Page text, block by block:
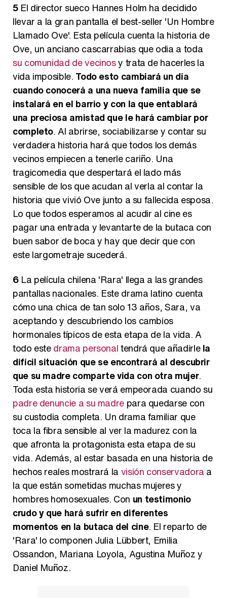
5El director sueco Hannes Holm ha decidido
llevar a la gran pantalla el best-seller 'Un Hombre
Llamado Ove'. Esta película cuenta la historia de
Ove, un anciano cascarrabias que odia a toda
su comunidad de vecinosy trata de hacerles la
vida imposible. Todo esto cambiará un día
cuando conocerá a una nueva familia que se
instalará en el barrio y con la que entablará
una preciosa amistad que le hará cambiar por
completo. Al abrirse, sociabilizarse y contar su
verdadera historia hará que todos los demás
vecinos empiecen a tenerle cariño. Una
tragicomedia que despertará el lado más
sensible de los que acudan al verla al contar la
historia que vivió Ove junto a su fallecida esposa.
Lo que todos esperamos al acudir al cine es
pagar una entrada y levantarte de la butaca con
buen sabor de boca y hay que decir que con
este largometraje sucederá.
6La película chilena 'Rara' llega a las grandes
pantallas nacionales. Este drama latino cuenta
cómo una chica de tan solo 13 años, Sara, va
aceptando y descubriendo los cambios
hormonales típicos de esta etapa de la vida. A
todo estedrama personaltendrá que añadirlela
difícil situación que se encontrará al descubrir
que su madre comparte vida con otra mujer.
Toda esta historia se verá empeorada cuando su
padre denuncie a su madre para quedarse con
su custodia completa. Un drama familiar que
toca la fibra sensible al ver la madurez con la
que afronta la protagonista esta etapa de su
vida. Además, al estar basada en una historia de
hechos reales mostrará la visión conservadora a
la que están sometidas muchas mujeres y
hombres homosexuales. Con un testimonio
crudo y que hará sufrir en diferentes
momentos en la butaca del cine. El reparto de
'Rara' lo componen Julia Lübbert, Emilia
Ossandon, Mariana Loyola, Agustina Muñoz y
Daniel Muñoz.